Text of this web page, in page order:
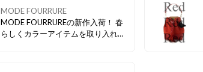
MODE FOURRURE
MODE FOURRUREの新作入荷！ 春
らしくカラーアイテムを取り入れて